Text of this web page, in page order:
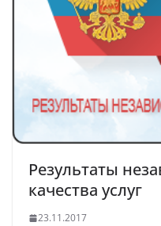
Результаты
качества услуг
23.11.2017